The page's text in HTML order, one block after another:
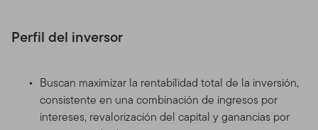
Perfil del inversor
Buscan maximizar la rentabilidad total de la inversión,
consistente en una combinación de ingresos por
intereses, revalorización del capital y ganancias por